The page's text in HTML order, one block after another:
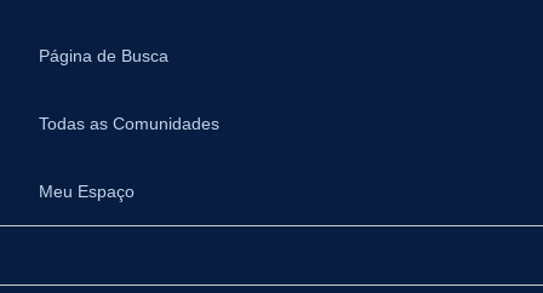
Página de Busca
Todas as Comunidades
Meu Espaço